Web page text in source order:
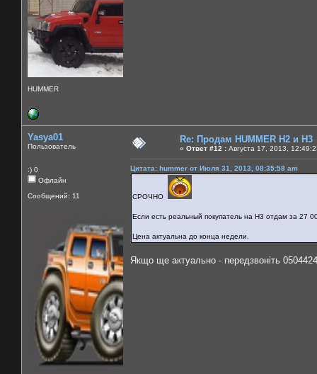
HUMMER
Yasya01
Пользователь
:) 0
Офлайн
Сообщений: 11
Re: Продам HUMMER H2 и H3
« Ответ #12 : Августа 17, 2013,
Цитата: hummer от Июля 31, 2013, 08:35:58 am
СРОЧНО
Если есть реальный покупатель на H3 отдам за 27
Цена актуальна до конца недели.
Якщо ще актуально - передзвоніть